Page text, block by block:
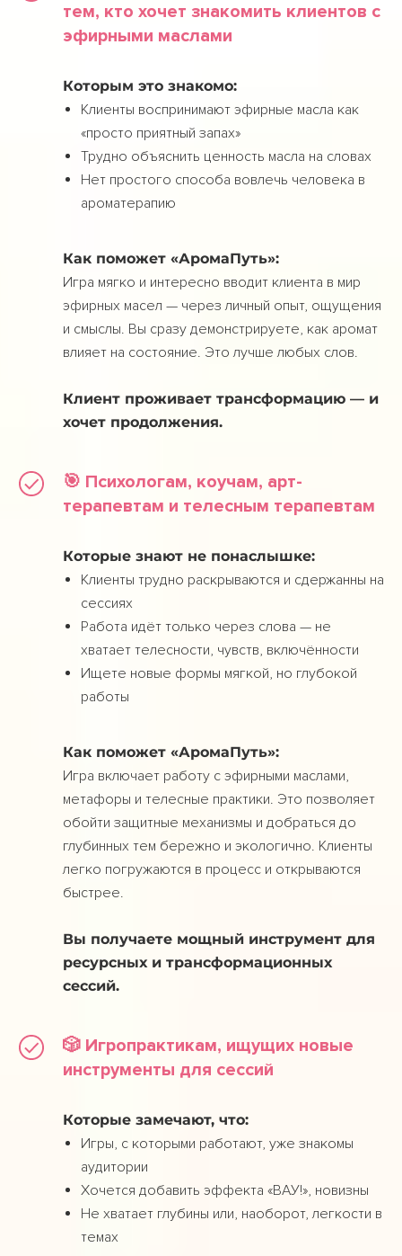
тем, кто хочет знакомить клиентов с
эфирными маслами
Которым это знакомо:
Клиенты воспринимают эфирные масла как
«просто приятный запах»
Трудно объяснить ценность масла на словах
Нет простого способа вовлечь человека в
ароматерапию
Как поможет «АромаПуть»:
Игра мягко и интересно вводит клиента в мир
эфирных масел — через личный опыт, ощущения
и смыслы. Вы сразу демонстрируете, как аромат
влияет на состояние. Это лучше любых слов.
Клиент проживает трансформацию — и
хочет продолжения.
🎯 Психологам, коучам, арт-
терапевтам и телесным терапевтам
Которые знают не понаслышке:
Клиенты трудно раскрываются и сдержанны на
сессиях
Работа идёт только через слова — не
хватает телесности, чувств, включённости
Ищете новые формы мягкой, но глубокой
работы
Как поможет «АромаПуть»:
Игра включает работу с эфирными маслами,
метафоры и телесные практики. Это позволяет
обойти защитные механизмы и добраться до
глубинных тем бережно и экологично. Клиенты
легко погружаются в процесс и открываются
быстрее.
Вы получаете мощный инструмент для
ресурсных и трансформационных
сессий.
🎲 Игропрактикам, ищущих новые
инструменты для сессий
Которые замечают, что:
Игры, с которыми работают, уже знакомы
аудитории
Хочется добавить эффекта «ВАУ!», новизны
Не хватает глубины или, наоборот, легкости в
темах